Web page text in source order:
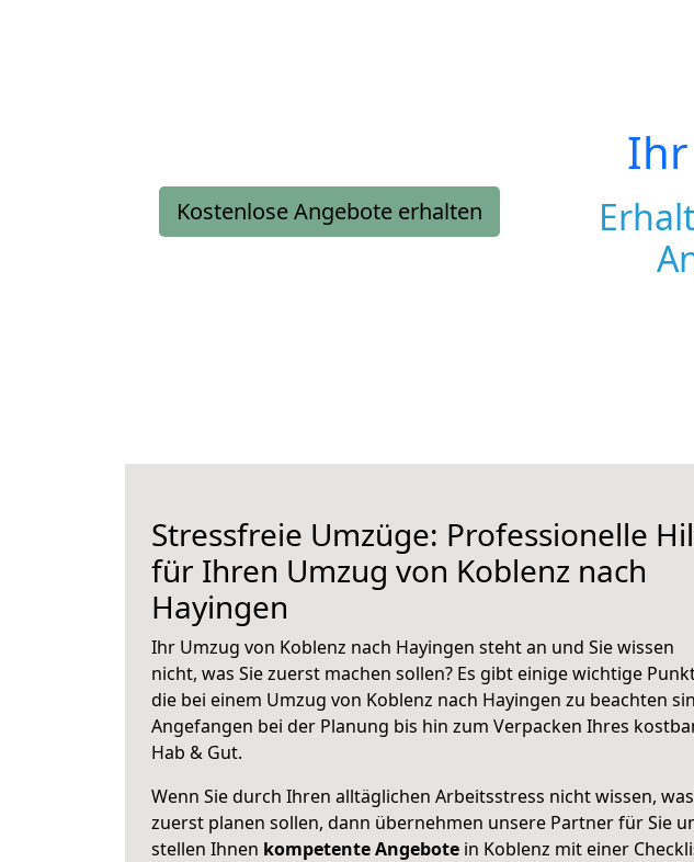
Kostenlose Angebote erhalten
Stressfreie Umzüge: Professionelle
für Ihren Umzug von Koblenz nach
Hayingen
Ihr Umzug von Koblenz nach Hayingen steht an und Sie wissen
nicht, was Sie zuerst machen sollen? Es gibt einige wichtige
die bei einem Umzug von Koblenz nach Hayingen zu beachten
Angefangen bei der Planung bis hin zum Verpacken Ihres
Hab & Gut.
Wenn Sie durch Ihren alltäglichen Arbeitsstress nicht wissen,
zuerst planen sollen, dann übernehmen unsere Partner für Sie
stellen Ihnen kompetente Angebote in Koblenz mit einer